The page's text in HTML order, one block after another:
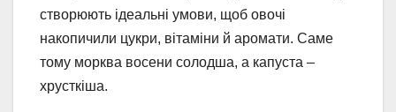
створюють ідеальні умови, щоб овочі
накопичили цукри, вітаміни й аромати. Саме
тому морква восени солодша, а капуста –
хрусткіша.